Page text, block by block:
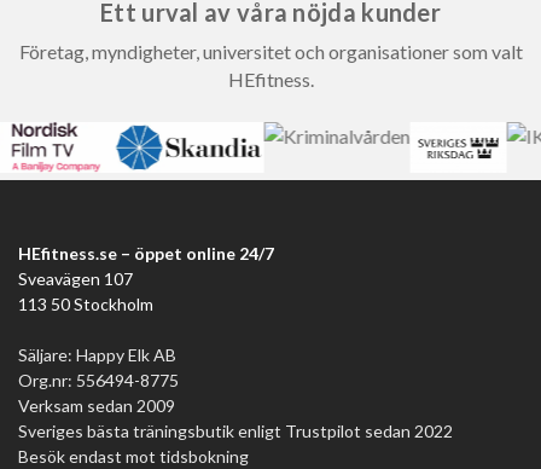
Ett urval av våra nöjda kunder
Företag, myndigheter, universitet och organisationer som valt
HEfitness.
HEfitness.se – öppet online 24/7
Sveavägen 107
113 50 Stockholm
Säljare: Happy Elk AB
Org.nr: 556494-8775
Verksam sedan 2009
Sveriges bästa träningsbutik enligt Trustpilot sedan 2022
Besök endast mot tidsbokning